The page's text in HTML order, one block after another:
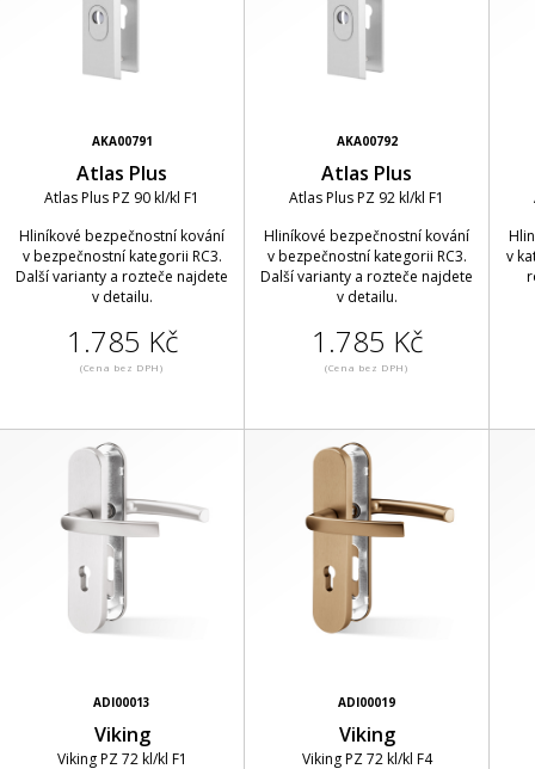
AKA00791
Atlas Plus
Atlas Plus PZ 90 kl/kl F1
Hliníkové bezpečnostní kování
v bezpečnostní kategorii RC3.
Další varianty a rozteče najdete
v detailu.
1.785 Kč
(Cena bez DPH)
AKA00792
Atlas Plus
Atlas Plus PZ 92 kl/kl F1
Hliníkové bezpečnostní kování
v bezpečnostní kategorii RC3.
Další varianty a rozteče najdete
v detailu.
1.785 Kč
(Cena bez DPH)
v
ADI00013
Viking
Viking PZ 72 kl/kl F1
ADI00019
Viking
Viking PZ 72 kl/kl F4